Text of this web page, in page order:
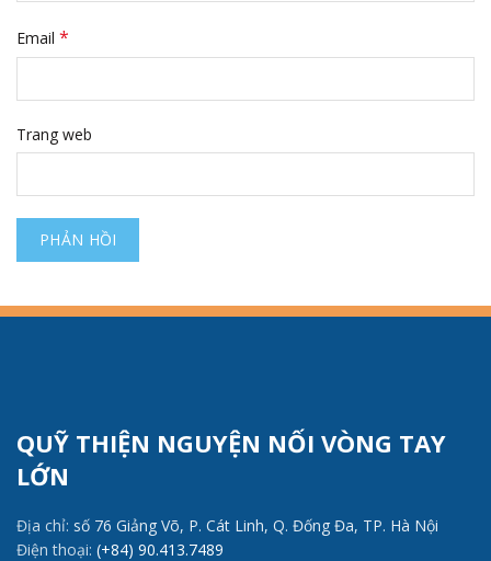
Email *
Trang web
QUỸ THIỆN NGUYỆN NỐI VÒNG TAY
LỚN
Địa chỉ: số 76 Giảng Võ, P. Cát Linh, Q. Đống Đa, TP. Hà Nội
Điện thoại: (+84) 90.413.7489